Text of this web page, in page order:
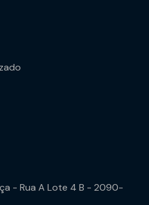
- Rua A Lote 4 B - 2090-